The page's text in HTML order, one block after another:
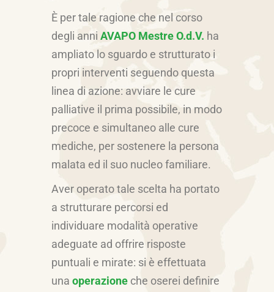
È per tale ragione che nel corso
degli anni AVAPO Mestre O.d.V. ha
ampliato lo sguardo e strutturato i
propri interventi seguendo questa
linea di azione: avviare le cure
palliative il prima possibile, in modo
precoce e simultaneo alle cure
mediche, per sostenere la persona
malata ed il suo nucleo familiare.
Aver operato tale scelta ha portato
a strutturare percorsi ed
individuare modalità operative
adeguate ad offrire risposte
puntuali e mirate: si è effettuata
una operazione che oserei definire